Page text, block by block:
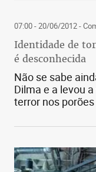
07:00 - 20/06/2012-
Identidade de
é desconhecida
Não se sabe
Dilma e a levou
terror nos